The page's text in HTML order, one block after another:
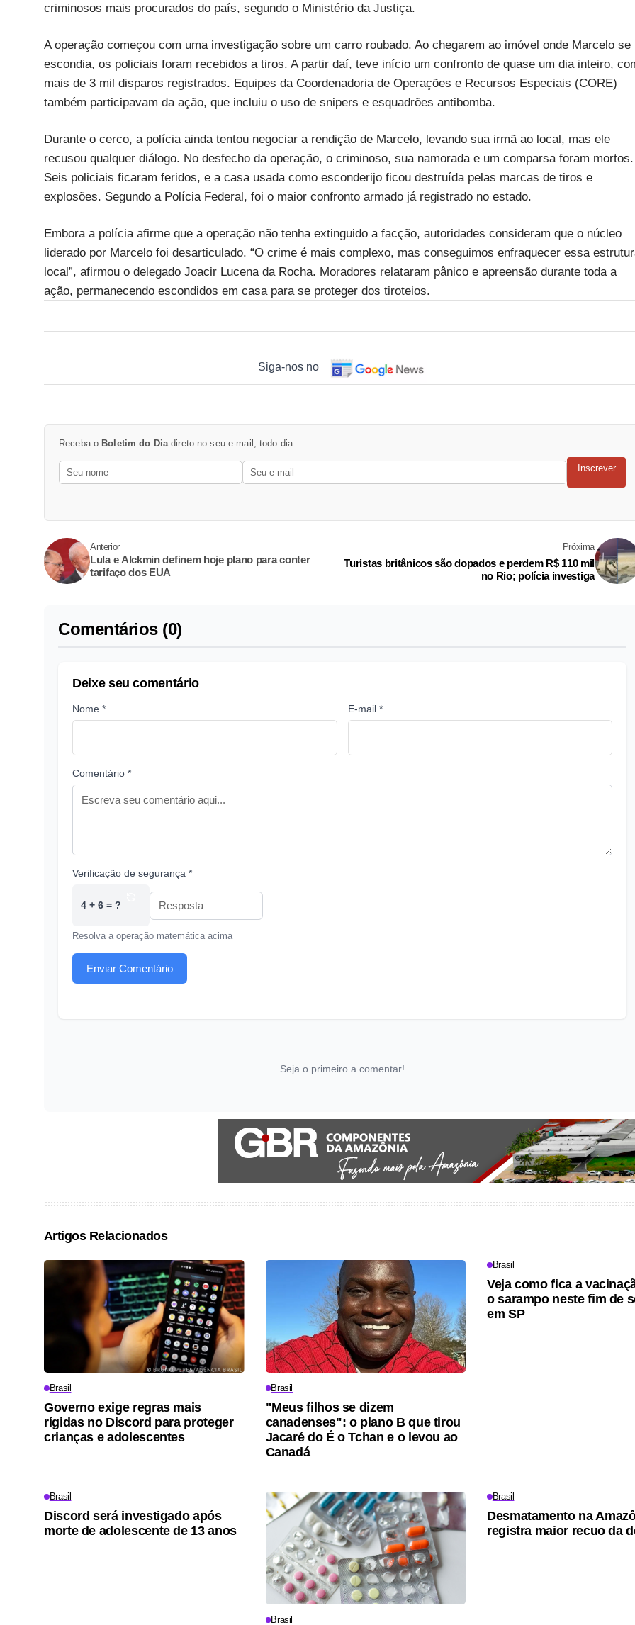
criminosos mais procurados do país, segundo o Ministério da Justiça.
A operação começou com uma investigação sobre um carro roubado. Ao chegarem ao imóvel onde Marcelo se
escondia, os policiais foram recebidos a tiros. A partir daí, teve início um confronto de quase um dia inteiro,
mais de 3 mil disparos registrados. Equipes da Coordenadoria de Operações e Recursos Especiais (CORE)
também participavam da ação, que incluiu o uso de snipers e esquadrões antibomba.
Durante o cerco, a polícia ainda tentou negociar a rendição de Marcelo, levando sua irmã ao local, mas ele
recusou qualquer diálogo. No desfecho da operação, o criminoso, sua namorada e um comparsa foram mortos.
Seis policiais ficaram feridos, e a casa usada como esconderijo ficou destruída pelas marcas de tiros e
explosões. Segundo a Polícia Federal, foi o maior confronto armado já registrado no estado.
Embora a polícia afirme que a operação não tenha extinguido a facção, autoridades consideram que o núcleo
liderado por Marcelo foi desarticulado. “O crime é mais complexo, mas conseguimos enfraquecer essa
local”, afirmou o delegado Joacir Lucena da Rocha. Moradores relataram pânico e apreensão durante toda a
ação, permanecendo escondidos em casa para se proteger dos tiroteios.
Siga-nos no
Receba o Boletim do Diadireto no seu e-mail, todo dia.
Inscrever
Anterior
Lula e Alckmin definem hoje plano para conter
tarifaço dos EUA
Próxima
Turistas britânicos são dopados e perdem R$ 110 mil
no Rio; polícia investiga
Comentários (0)
Deixe seu comentário
Nome * E-mail *
Comentário *
Verificação de segurança *
4 + 6 = ?
Resolva a operação matemática acima
Enviar Comentário
Seja o primeiro a comentar!
Artigos Relacionados
Brasil
Governo exige regras mais
rígidas no Discord para proteger
crianças e adolescentes
Brasil
"Meus filhos se dizem
canadenses": o plano B que tirou
Jacaré do É o Tchan e o levou ao
Canadá
Brasil
Veja como fica a
o sarampo neste fim de
em SP
Brasil
Discord será investigado após
morte de adolescente de 13 anos
Brasil
Brasil
Desmatamento na
registra maior recuo da